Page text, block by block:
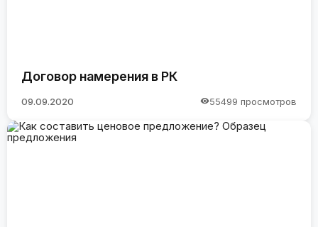
Договор намерения в РК
09.09.2020 55499 просмотров